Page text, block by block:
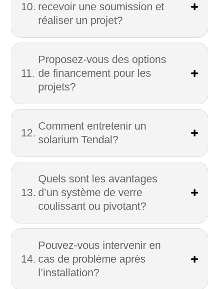
recevoir une soumission et
réaliser un projet?
Proposez-vous des options
de financement pour les
projets?
Comment entretenir un
solarium Tendal?
Quels sont les avantages
d’un système de verre
coulissant ou pivotant?
Pouvez-vous intervenir en
cas de problème après
l’installation?